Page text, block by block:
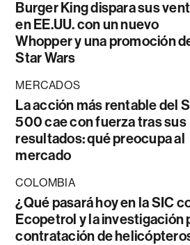
Burger King dispara sus
en EE.UU. con un nuevo
Whopper y una promoción
Star Wars
MERCADOS
La acción más rentable del
500 cae con fuerza tras sus
resultados: qué preocupa al
mercado
COLOMBIA
¿Qué pasará hoy en la SIC
Ecopetrol y la investigación
contratación de